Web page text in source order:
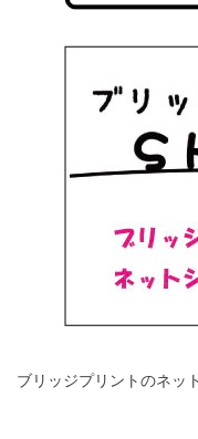
ブリッジプリントのネッ